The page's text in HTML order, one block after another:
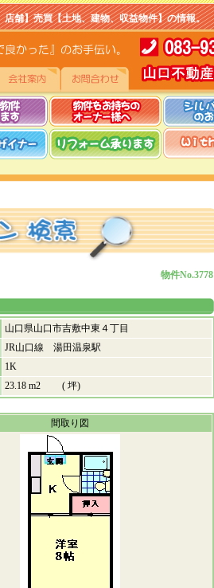
】売買【土地、建物、収益物件】の情報。
物件No.3778
山口県山口市吉敷中東４丁目
JR山口線 湯田温泉駅
1K
23.18 m2 ( 坪)
間取り図